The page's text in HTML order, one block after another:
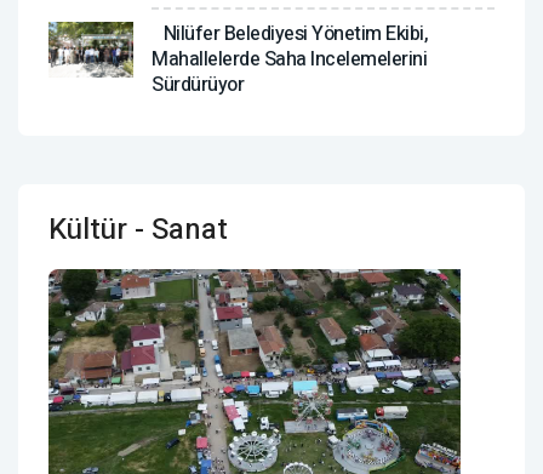
Nilüfer Belediyesi Yönetim Ekibi,
Mahallelerde Saha Incelemelerini
Sürdürüyor
Kültür - Sanat